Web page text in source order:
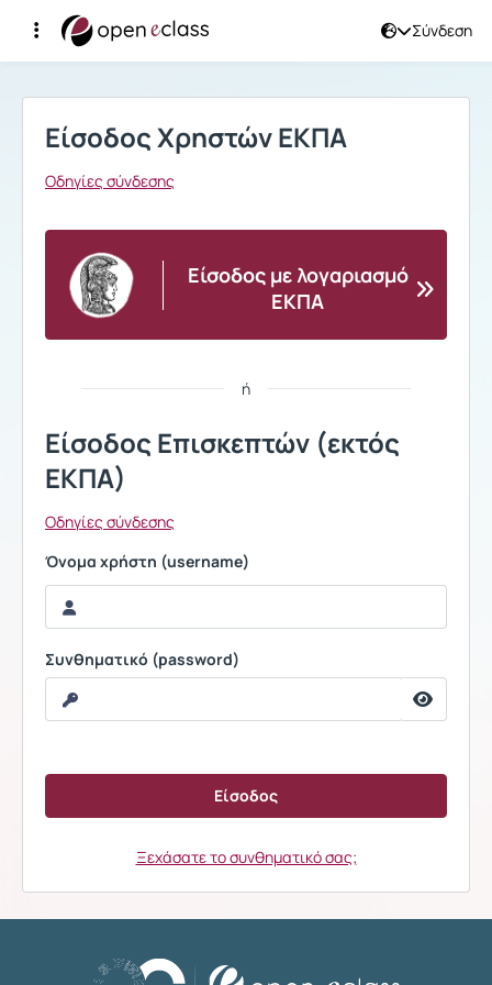
Σύνδεση
Σύνδεση
Είσοδος Χρηστών ΕΚΠΑ
Οδηγίες σύνδεσης
Είσοδος με λογαριασμό
ΕΚΠΑ
ή
Είσοδος Επισκεπτών (εκτός
ΕΚΠΑ)
Οδηγίες σύνδεσης
Όνομα χρήστη (username)
Συνθηματικό (password)
Ξεχάσατε το συνθηματικό σας;